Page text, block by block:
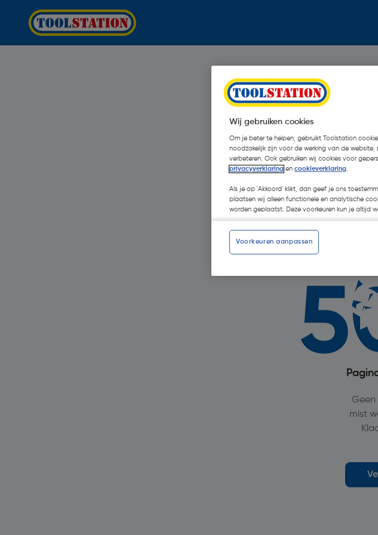
Geen
mist
Wij gebruiken cookies
Om je beter te helpen, gebruikt Toolstation
noodzakelijk zijn voor de werking van de
verbeteren. Ook gebruiken wij cookies voor
privacyverklaring en cookieverklaring.
Als je op 'Akkoord' klikt, dan geef je ons
plaatsen wij alleen functionele en analytische
worden geplaatst. Deze voorkeuren kun je altijd
Voorkeuren aanpassen